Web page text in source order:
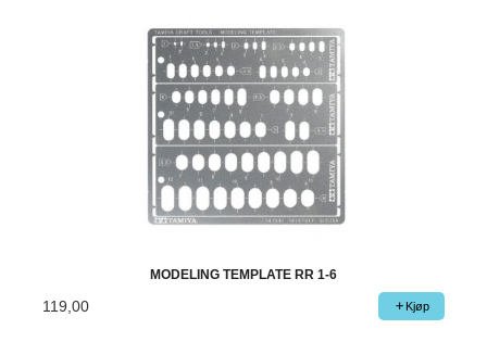
MODELING TEMPLATE RR 1-6
119,00 Kjøp